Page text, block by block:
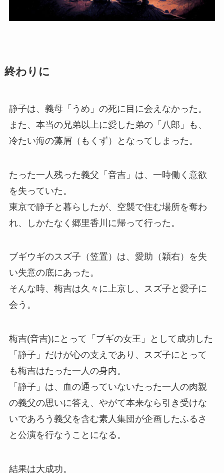
終わりに
静子は、義母「うめ」の死に目に会えなかった。
また、本当の兄弟以上に愛した弟の「八郎」も、
冷たい海の藻屑（もくず）となってしまった。
たった一人残った義父「音吉」は、一時働く意欲
を失っていた。
東京で静子と暮らしたが、空襲で住む場所を奪わ
れ、しかたなく郷里香川に帰って行った。
ブギウギのスズ子（笠置）は、愛助（穎右）を失
い失意の底にあった。
そんな時、梅吉は久々に上京し、スズ子と愛子に
会う。
梅吉(音吉)にとって「ブギの女王」として成功した
「静子」だけが心の支えであり、スズ子にとって
も梅吉はたった一人の身内。
「静子」は、血の通っていないたった一人の肉親
の義父の思いに答え、やがて本来なら引き受けな
いであろう義父を含む素人集団が企画したふるさ
と公演を行なうことになる。
結果は大成功。